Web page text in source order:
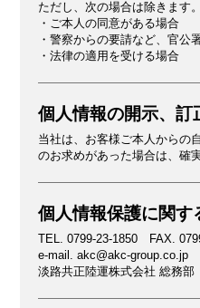
ただし、次の場合は除きます。
・ご本人の同意がある場合
・警察からの要請など、官公
・法律の適用を受ける場合
個人情報の開示、訂
当社は、お客様ご本人からの
のお求めがあった場合は、確
個人情報保護に関す
TEL. 0799-23-1850 FAX.
e-mail. akc@akc-group.co.jp
淡路共正陸運株式会社 総務